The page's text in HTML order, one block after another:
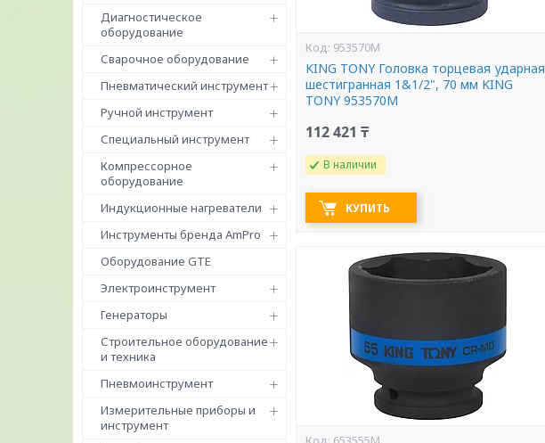
Диагностическое
оборудование
Сварочное оборудование
Пневматический инструмент
Ручной инструмент
Специальный инструмент
Компрессорное
оборудование
Индукционные нагреватели
Инструменты бренда AmPro
Оборудование GTE
Электроинструмент
Генераторы
Строительное оборудование
и техника
Пневмоинструмент
Измерительные приборы и
инструмент
953570M
KING TONY Головка торцевая ударная
шестигранная 1&1/2", 70 мм KING
TONY 953570M
112 421 ₸
В наличии
КУПИТЬ